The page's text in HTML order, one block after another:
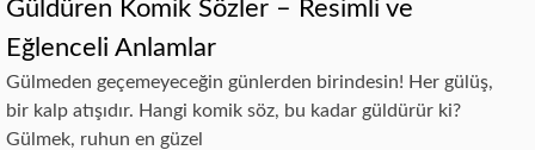
Güldüren Komik Sözler – Resimli ve
Eğlenceli Anlamlar
Gülmeden geçemeyeceğin günlerden birindesin! Her gülüş,
bir kalp atışıdır. Hangi komik söz, bu kadar güldürür ki?
Gülmek, ruhun en güzel